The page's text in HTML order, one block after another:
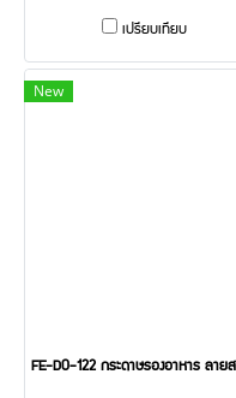
เปรียบเทียบ
New
FE-D0-122 กระดาษรองอาหาร ลา